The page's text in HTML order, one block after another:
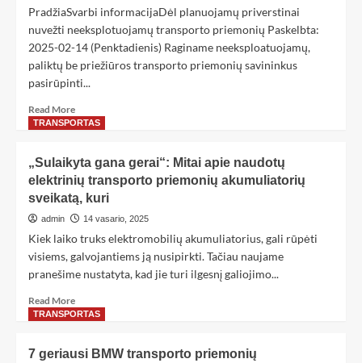
PradžiaSvarbi informacijaDėl planuojamų priverstinai
nuvežti neeksplotuojamų transporto priemonių Paskelbta:
2025-02-14 (Penktadienis) Raginame neeksploatuojamų,
paliktų be priežiūros transporto priemonių savininkus
pasirūpinti...
Read More
TRANSPORTAS
„Sulaikyta gana gerai“: Mitai apie naudotų
elektrinių transporto priemonių akumuliatorių
sveikatą, kuri
admin 14 vasario, 2025
Kiek laiko truks elektromobilių akumuliatorius, gali rūpėti
visiems, galvojantiems ją nusipirkti. Tačiau naujame
pranešime nustatyta, kad jie turi ilgesnį galiojimo...
Read More
TRANSPORTAS
7 geriausi BMW transporto priemonių